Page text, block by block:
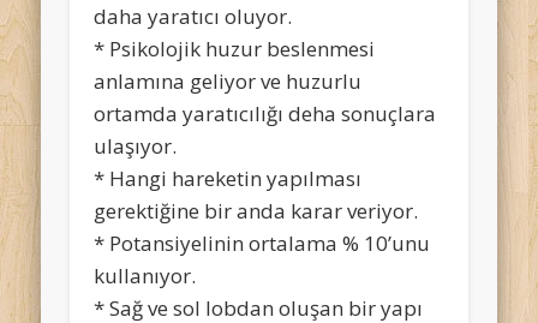
daha yaratıcı oluyor.
* Psikolojik huzur beslenmesi
anlamına geliyor ve huzurlu
ortamda yaratıcılığı deha sonuçlara
ulaşıyor.
* Hangi hareketin yapılması
gerektiğine bir anda karar veriyor.
* Potansiyelinin ortalama % 10’unu
kullanıyor.
* Sağ ve sol lobdan oluşan bir yapı